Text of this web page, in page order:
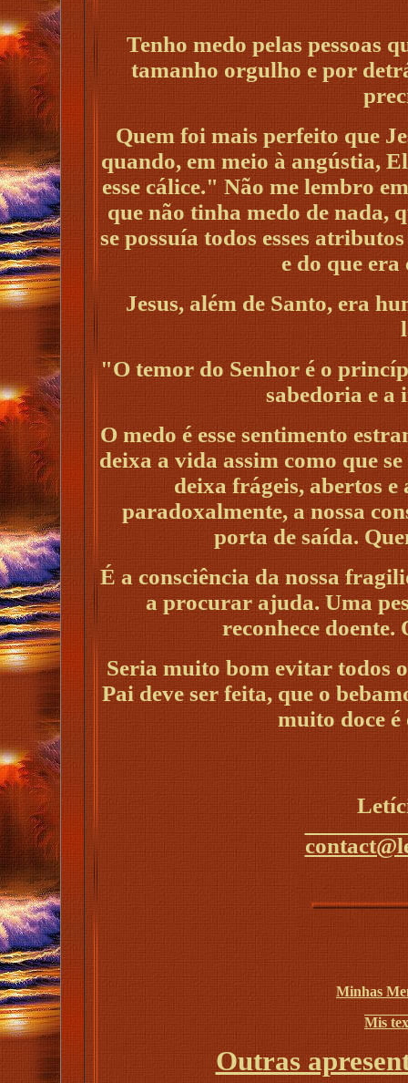
Tenho medo pelas pessoas
tamanho orgulho e por
Quem foi mais perfeito que
quando, em meio à angústia,
esse cálice." Não me lembro
que não tinha medo de nada,
se possuía todos esses
e do que era
Jesus, além de Santo, era
"O temor do Senhor é o
sabedoria e
O medo é esse sentimento
deixa a vida assim como que
deixa frágeis, abertos e
paradoxalmente, a nossa
porta de saída.
É a consciência da nossa
a procurar ajuda. Uma
reconhece doente.
Seria muito bom evitar todos
Pai deve ser feita, que o
muito doce
Minhas
Mis
Outras